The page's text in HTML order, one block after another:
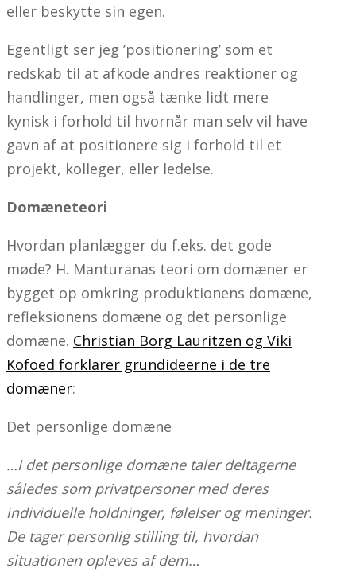
eller beskytte sin egen.
Egentligt ser jeg ’positionering’ som et
redskab til at afkode andres reaktioner og
handlinger, men også tænke lidt mere
kynisk i forhold til hvornår man selv vil have
gavn af at positionere sig i forhold til et
projekt, kolleger, eller ledelse.
Domæneteori
Hvordan planlægger du f.eks. det gode
møde? H. Manturanas teori om domæner er
bygget op omkring produktionens domæne,
refleksionens domæne og det personlige
domæne. Christian Borg Lauritzen og Viki
Kofoed forklarer grundideerne i de tre
domæner:
Det personlige domæne
…I det personlige domæne taler deltagerne
således som privatpersoner med deres
individuelle holdninger, følelser og meninger.
De tager personlig stilling til, hvordan
situationen opleves af dem…